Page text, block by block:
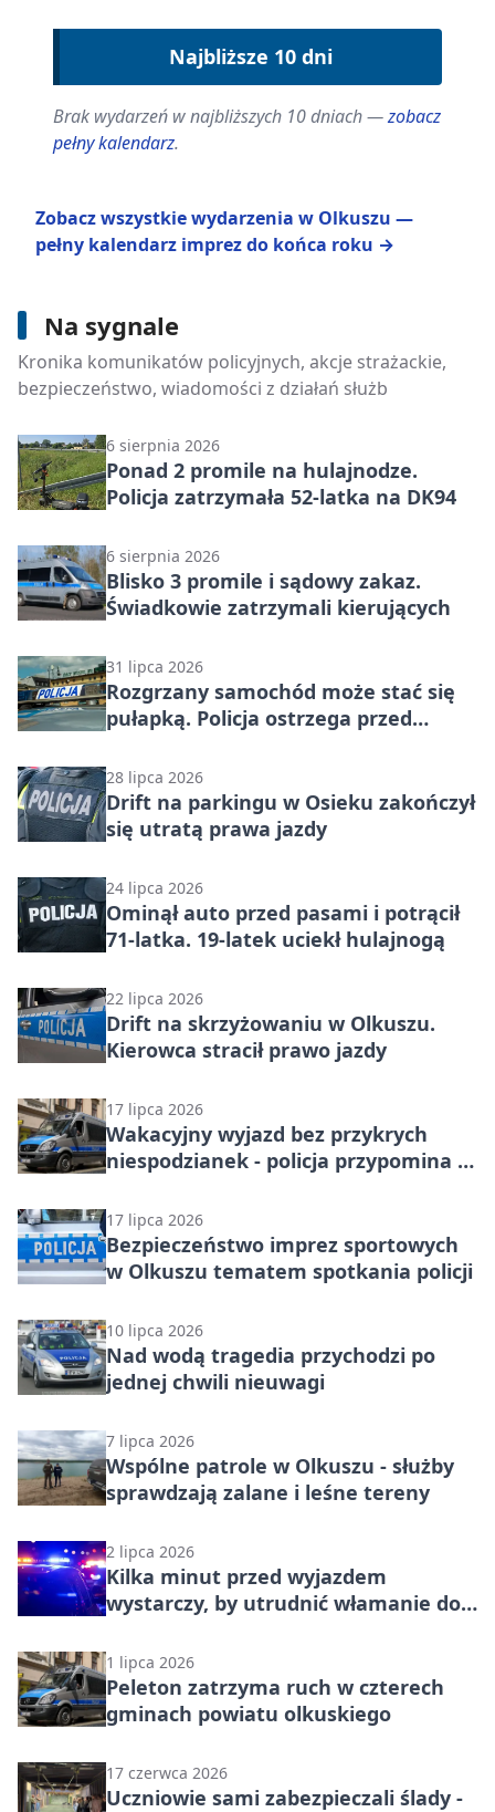
Najbliższe 10 dni
Brak wydarzeń w najbliższych 10 dniach —zobacz
pełny kalendarz.
Zobacz wszystkie wydarzenia w Olkuszu —
pełny kalendarz imprez do końca roku →
Na sygnale
Kronika komunikatów policyjnych, akcje strażackie,
bezpieczeństwo, wiadomości z działań służb
7 sierpnia 2026
Dzielnicowi i sanepid ostrzegali dzieci
przed wakacyjnymi zagrożeniami
6 sierpnia 2026
Ponad 2 promile na hulajnodze.
Policja zatrzymała 52-latka na DK94
6 sierpnia 2026
Blisko 3 promile i sądowy zakaz.
Świadkowie zatrzymali kierujących
31 lipca 2026
Rozgrzany samochód może stać się
pułapką. Policja ostrzega przed
28 lipca 2026
Drift na parkingu w Osieku zakończył
się utratą prawa jazdy
24 lipca 2026
Ominął auto przed pasami i potrącił
71-latka. 19-latek uciekł hulajnogą
22 lipca 2026
Drift na skrzyżowaniu w Olkuszu.
Kierowca stracił prawo jazdy
17 lipca 2026
Wakacyjny wyjazd bez przykrych
niespodzianek - policja przypomina o
17 lipca 2026
Bezpieczeństwo imprez sportowych
w Olkuszu tematem spotkania policji
10 lipca 2026
Nad wodą tragedia przychodzi po
jednej chwili nieuwagi
7 lipca 2026
Wspólne patrole w Olkuszu - służby
sprawdzają zalane i leśne tereny
2 lipca 2026
Kilka minut przed wyjazdem
wystarczy, by utrudnić włamanie do
1 lipca 2026
Peleton zatrzyma ruch w czterech
gminach powiatu olkuskiego
17 czerwca 2026
Uczniowie sami zabezpieczali ślady -